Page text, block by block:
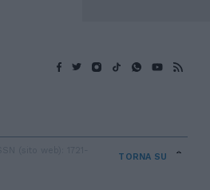
TORNA SU